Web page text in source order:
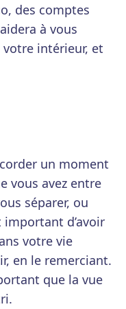
des comptes
à vous
intérieur, et
un moment
vous avez entre
séparer, ou
important d’avoir
votre vie
en le remerciant.
que la vue